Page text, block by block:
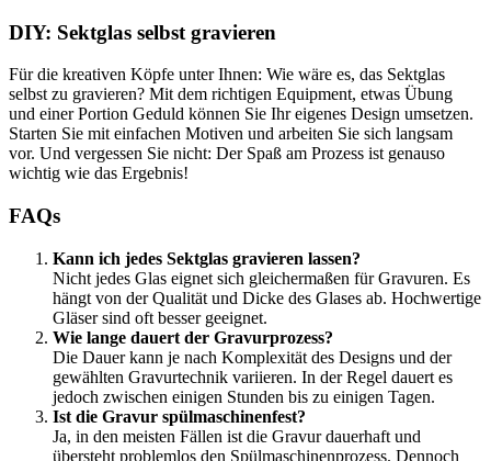
DIY: Sektglas selbst gravieren
Für die kreativen Köpfe unter Ihnen: Wie wäre es, das Sektglas
selbst zu gravieren? Mit dem richtigen Equipment, etwas Übung
und einer Portion Geduld können Sie Ihr eigenes Design umsetzen.
Starten Sie mit einfachen Motiven und arbeiten Sie sich langsam
vor. Und vergessen Sie nicht: Der Spaß am Prozess ist genauso
wichtig wie das Ergebnis!
FAQs
Kann ich jedes Sektglas gravieren lassen?
Nicht jedes Glas eignet sich gleichermaßen für Gravuren. Es
hängt von der Qualität und Dicke des Glases ab. Hochwertige
Gläser sind oft besser geeignet.
Wie lange dauert der Gravurprozess?
Die Dauer kann je nach Komplexität des Designs und der
gewählten Gravurtechnik variieren. In der Regel dauert es
jedoch zwischen einigen Stunden bis zu einigen Tagen.
Ist die Gravur spülmaschinenfest?
Ja, in den meisten Fällen ist die Gravur dauerhaft und
übersteht problemlos den Spülmaschinenprozess. Dennoch